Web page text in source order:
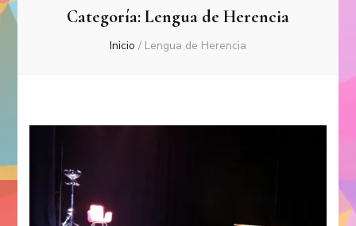
Categoría:Lengua de Herencia
Inicio / Lengua de Herencia